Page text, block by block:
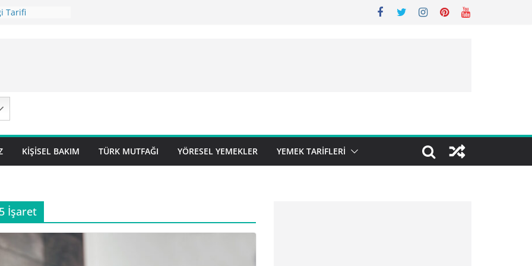
Tarifi
KIŞISEL BAKIM TÜRK MUTFAĞI YÖRESEL YEMEKLER YEMEK TARIFLERI
İşaret